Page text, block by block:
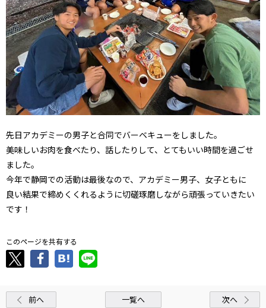
先日アカデミーの男子と合同でバーベキューをしました。
美味しいお肉を食べたり、話したりして、とてもいい時間を過ごせ
ました。
今年で静岡での活動は最後なので、アカデミー男子、女子ともに
良い結果で締めくくれるように切磋琢磨しながら頑張っていきたい
です！
このページを共有する
前へ 一覧へ 次へ